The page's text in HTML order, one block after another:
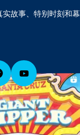
故事、特别时刻和幕